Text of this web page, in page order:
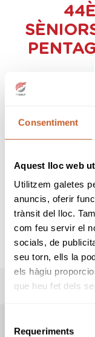
Consentiment
Aquest lloc web
Utilitzem galetes
anuncis, oferir
trànsit del lloc.
com feu servir el
socials, de
seu torn, ells la
els hàgiu
que heu fet dels
Requeriments